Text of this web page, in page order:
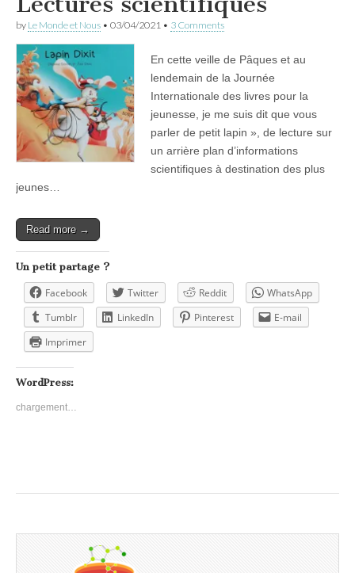
by Le Monde et Nous • 03/04/2021 • 3 Comments
En cette veille de Pâques et au
lendemain de la Journée
Internationale des livres pour la
jeunesse, je me suis dit que vous
parler de petit lapin », de lecture sur
un arrière plan d’informations
scientifiques à destination des plus
jeunes…
Read more →
Un petit partage ?
Facebook Twitter Reddit
WhatsApp
Tumblr
LinkedIn Pinterest
E-mail
Imprimer
WordPress:
chargement…